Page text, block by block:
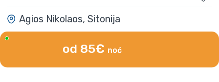
Agios Nikolaos, Sitonija
od 85€ noć